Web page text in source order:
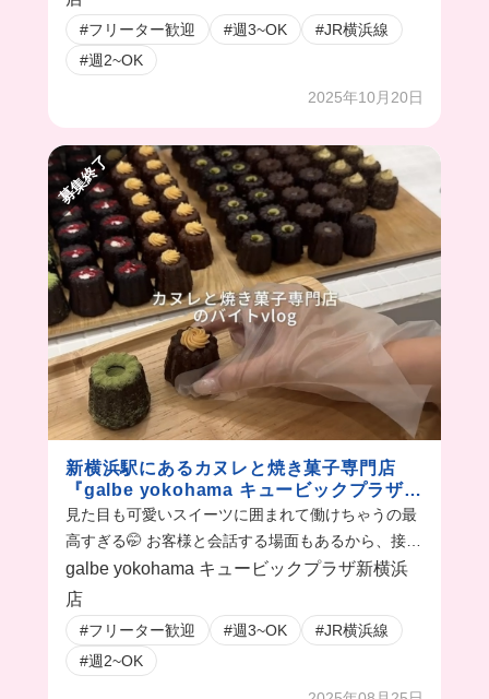
#フリーター歓迎 #週3~OK
#JR横浜線
#週2~OK
2025年10月20日
募集終了
新横浜駅にあるカヌレと焼き菓子専門店
『galbe yokohama キュービックプラザ新
横浜店』のバイトvlog
見た目も可愛いスイーツに囲まれて働けちゃうの最
高すぎる🤭 お客様と会話する場面もあるから、接客
が好きな人には超おすすめ！！
galbe yokohama キュービックプラザ新横浜
店
#フリーター歓迎 #週3~OK
#JR横浜線
#週2~OK